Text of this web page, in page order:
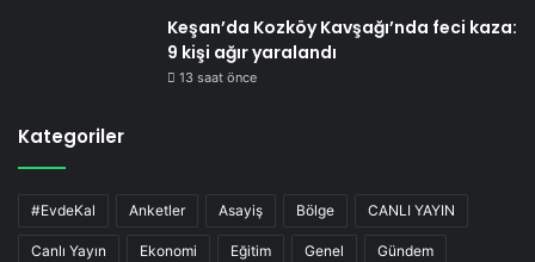
Keşan’da Kozköy Kavşağı’nda feci kaza:
9 kişi ağır yaralandı
13 saat önce
Kategoriler
#EvdeKal Anketler Asayiş Bölge CANLI YAYIN
Canlı Yayın Ekonomi Eğitim Genel Gündem